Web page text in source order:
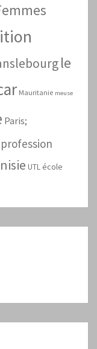
le
Mauritanie meuse
Paris;
profession
UTLécole